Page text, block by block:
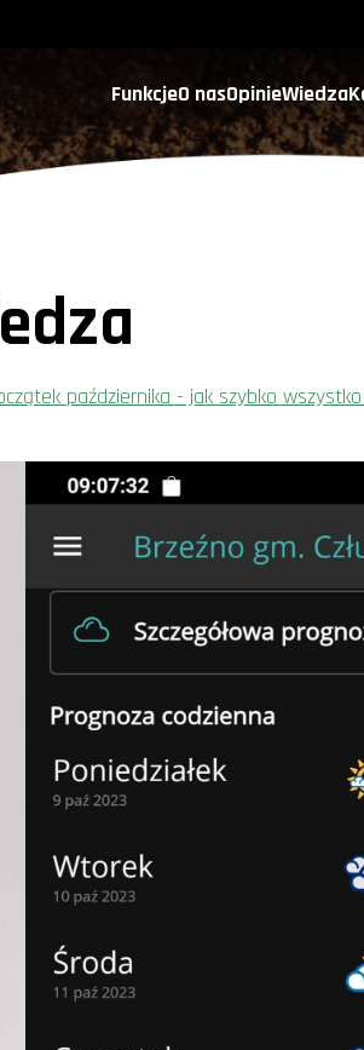
FunkcjeO nasOpinieWiedza
października - jak szybko